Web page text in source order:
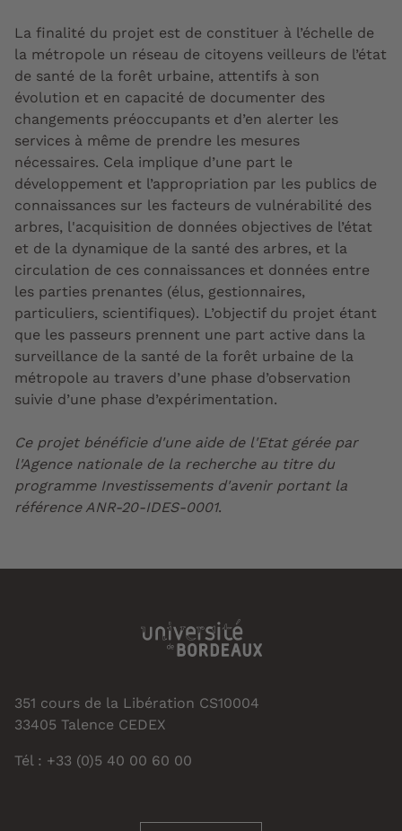
La finalité du projet est de constituer à l’échelle de
la métropole un réseau de citoyens veilleurs de l’état
de santé de la forêt urbaine, attentifs à son
évolution et en capacité de documenter des
changements préoccupants et d’en alerter les
services à même de prendre les mesures
nécessaires. Cela implique d’une part le
développement et l’appropriation par les publics de
connaissances sur les facteurs de vulnérabilité des
arbres, l'acquisition de données objectives de l’état
et de la dynamique de la santé des arbres, et la
circulation de ces connaissances et données entre
les parties prenantes (élus, gestionnaires,
particuliers, scientifiques). L’objectif du projet étant
que les passeurs prennent une part active dans la
surveillance de la santé de la forêt urbaine de la
métropole au travers d’une phase d’observation
suivie d’une phase d’expérimentation.
Ce projet bénéficie d'une aide de l'Etat gérée par
l'Agence nationale de la recherche au titre du
programme Investissements d'avenir portant la
référence ANR-20-IDES-0001.
351 cours de la Libération CS10004
33405 Talence CEDEX
Tél : +33 (0)5 40 00 60 00